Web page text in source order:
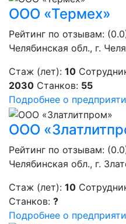
ООО «Термех»
Рейтинг по отзывам:
Челябинская обл., г.
Стаж (лет): 10
2030 Станков: 55
Подробнее о
ООО
Рейтинг по отзывам:
Челябинская обл., г.
Стаж (лет): 10
Станков: ?
Подробнее о